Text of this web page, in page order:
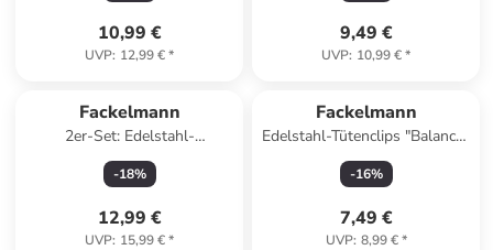
10,99 €
UVP: 12,99 €*
9,49 €
UVP: 10,99 €*
Fackelmann
2er-Set: Edelstahl-
Kuchenringe
-18%
12,99 €
UVP: 15,99 €*
Fackelmann
Edelstahl-Tütenclips "Balance"
in Blau/ Silber - 4 Stück
-16%
7,49 €
UVP: 8,99 €*